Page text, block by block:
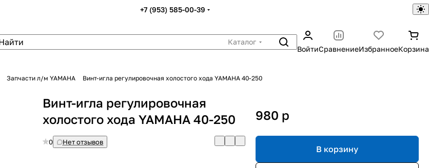
+7 (953) 585-00-39
Каталог
ВойтиСравнениеИзбранноеКорзина
Запчасти л/м YAMAHA Винт-игла регулировочная холостого хода YAMAHA 40-250
Винт-игла регулировочная
холостого хода YAMAHA 40-250
0 Нет отзывов
980 p
В корзину